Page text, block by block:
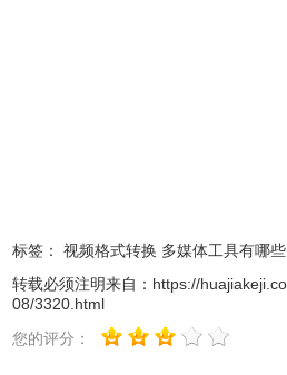
2、介绍 FFmpeg 用法之前，需要
概念。
标签： 视频格式转换 多媒体工具有哪些
转载必须注明来自： https://
08/3320.html
您的评分：